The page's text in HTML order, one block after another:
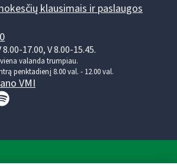
klausimais ir paslaugos
17.00, V 8.00-15.45.
valanda trumpiau.
penktadienį 8.00 val. - 12.00 val.
VMI